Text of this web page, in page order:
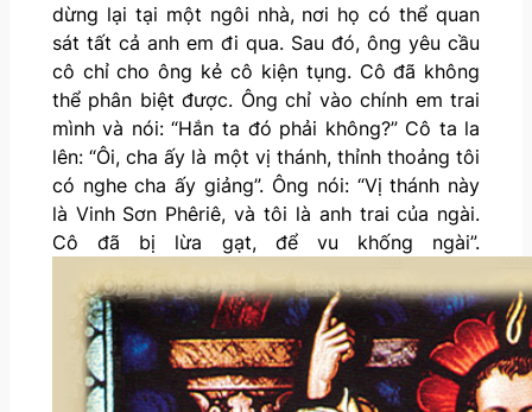
dừng lại tại một ngôi nhà, nơi họ có thể quan
sát tất cả anh em đi qua. Sau đó, ông yêu cầu
cô chỉ cho ông kẻ cô kiện tụng. Cô đã không
thể phân biệt được. Ông chỉ vào chính em trai
mình và nói: “Hắn ta đó phải không?” Cô ta la
lên: “Ôi, cha ấy là một vị thánh, thỉnh thoảng tôi
có nghe cha ấy giảng”. Ông nói: “Vị thánh này
là Vinh Sơn Phêriê, và tôi là anh trai của ngài.
Cô đã bị lừa gạt, để vu khống ngài”.